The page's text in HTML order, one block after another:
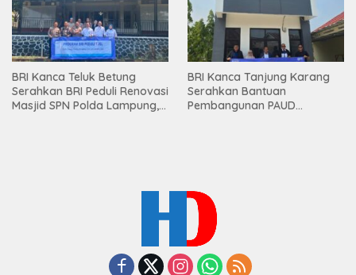
BRI Kanca Teluk Betung
Serahkan BRI Peduli Renovasi
Masjid SPN Polda Lampung,
BRI Kanca Tanjung Karang
Serahkan Bantuan
Pembangunan PAUD